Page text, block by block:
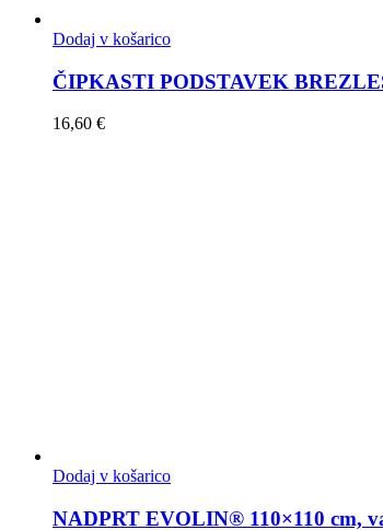
Dodaj v košarico
ČIPKASTI PODSTAVEK
16,60 €
Dodaj v košarico
NADPRT EVOLIN® 110×110 cm,